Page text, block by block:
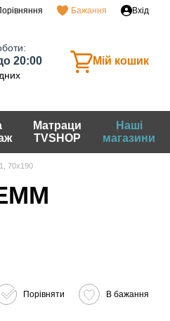
Бажання Вхід
20:00 Мій кошик
Матраци
TVSHOP
Наші
магазини
70x190
Порівняти В бажання